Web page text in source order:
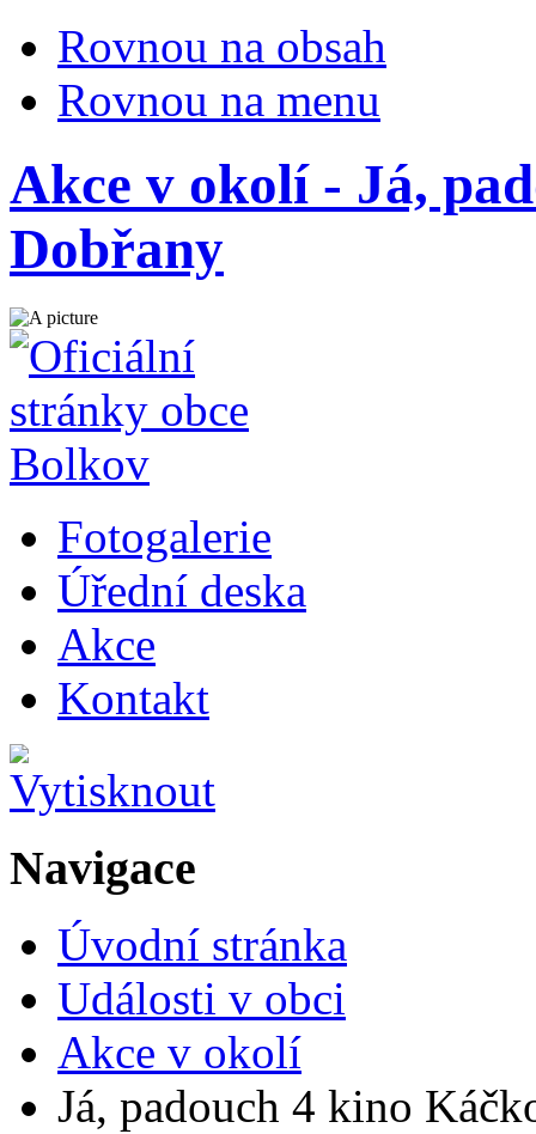
Rovnou na obsah
Rovnou na menu
Akce v okolí - Já,
Dobřany
Fotogalerie
Úřední deska
Akce
Kontakt
Navigace
Úvodní stránka
Události v obci
Akce v okolí
Já, padouch 4 kino